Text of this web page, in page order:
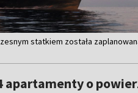
statkiem została
apartamenty o